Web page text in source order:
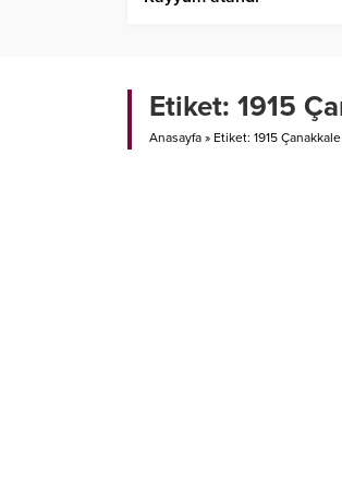
Etiket: 1915
Anasayfa » Etiket: 1915